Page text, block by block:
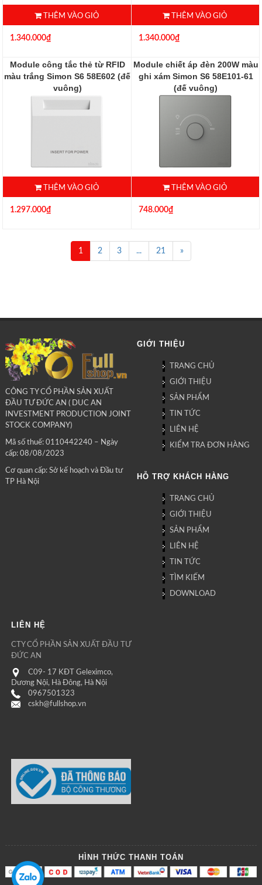
THÊM VÀO GIỎ
1.340.000₫
THÊM VÀO GIỎ
1.340.000₫
Module công tắc thẻ từ RFID
màu trắng Simon S6 58E602 (đế
vuông)
THÊM VÀO GIỎ
1.297.000₫
Module chiết áp đèn 200W màu
ghi xám Simon S6 58E101-61
(đế vuông)
THÊM VÀO GIỎ
748.000₫
1 2 3 ... 21 »
CÔNG TY CỔ PHẦN SẢN XUẤT
ĐẦU TƯ ĐỨC AN ( DUC AN
INVESTMENT PRODUCTION JOINT
STOCK COMPANY)
Mã số thuế: 0110442240 – Ngày
cấp: 08/08/2023
Cơ quan cấp: Sở kế hoạch và Đầu tư
TP Hà Nội
GIỚI THIỆU
TRANG CHỦ
GIỚI THIỆU
SẢN PHẨM
TIN TỨC
LIÊN HỆ
KIỂM TRA ĐƠN HÀNG
HỖ TRỢ KHÁCH HÀNG
TRANG CHỦ
GIỚI THIỆU
SẢN PHẨM
LIÊN HỆ
TIN TỨC
TÌM KIẾM
DOWNLOAD
LIÊN HỆ
CTY CỔ PHẦN SẢN XUẤT ĐẦU TƯ
ĐỨC AN
C09- 17 KĐT Geleximco,
Dương Nội, Hà Đông, Hà Nội
0967501323
cskh@fullshop.vn
HÌNH THỨC THANH TOÁN